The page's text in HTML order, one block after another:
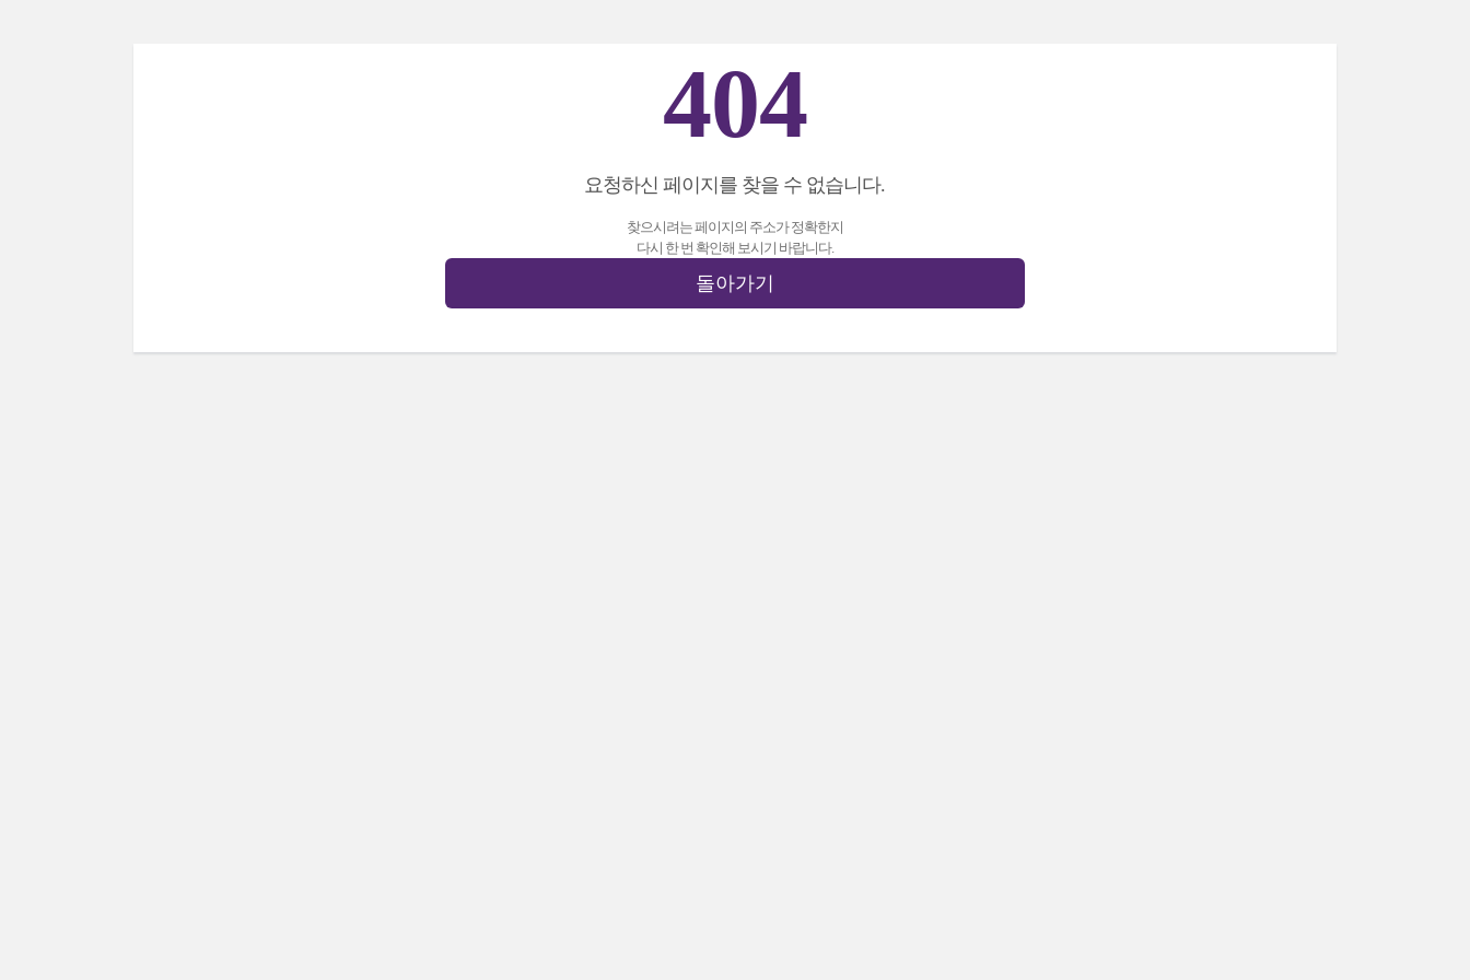
404
요청하신 페이지를 찾을 수 없습니다.
찾으시려는 페이지의 주소가 정확한지
다시 한 번 확인해 보시기 바랍니다.
돌아가기